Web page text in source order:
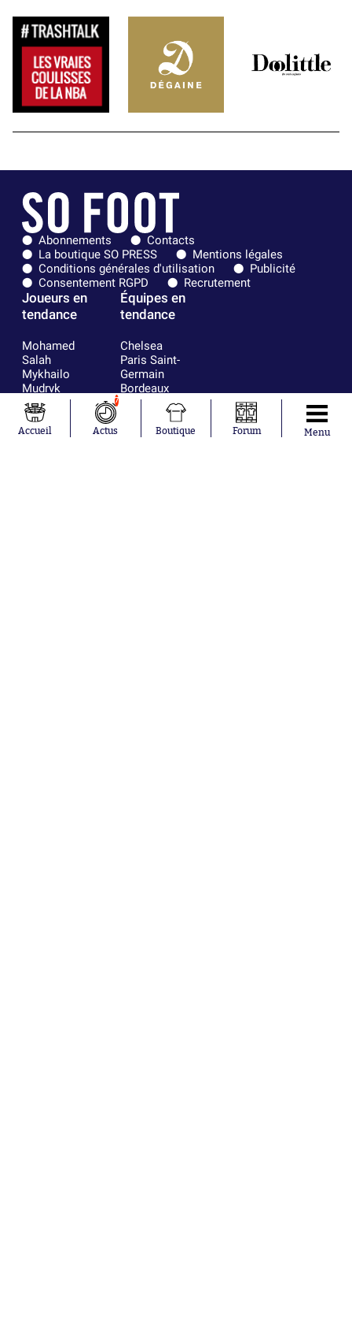
Abonnements
Contacts
La boutique SO PRESS
Mentions légales
Conditions générales d'utilisation
Publicité
Consentement RGPD
Recrutement
Joueurs en
tendance
Mohamed
Salah
Mykhailo
Mudryk
Neymar
Khalis Merah
Loïs Openda
Équipes en
tendance
Chelsea
Paris Saint-
Germain
Bordeaux
Olympique
Accueil
7
Actus Boutique Forum Menu